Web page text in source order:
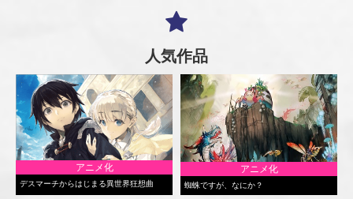
人気作品
アニメ化
デスマーチからはじまる異世界狂想曲
アニメ化
蜘蛛ですが、なにか？